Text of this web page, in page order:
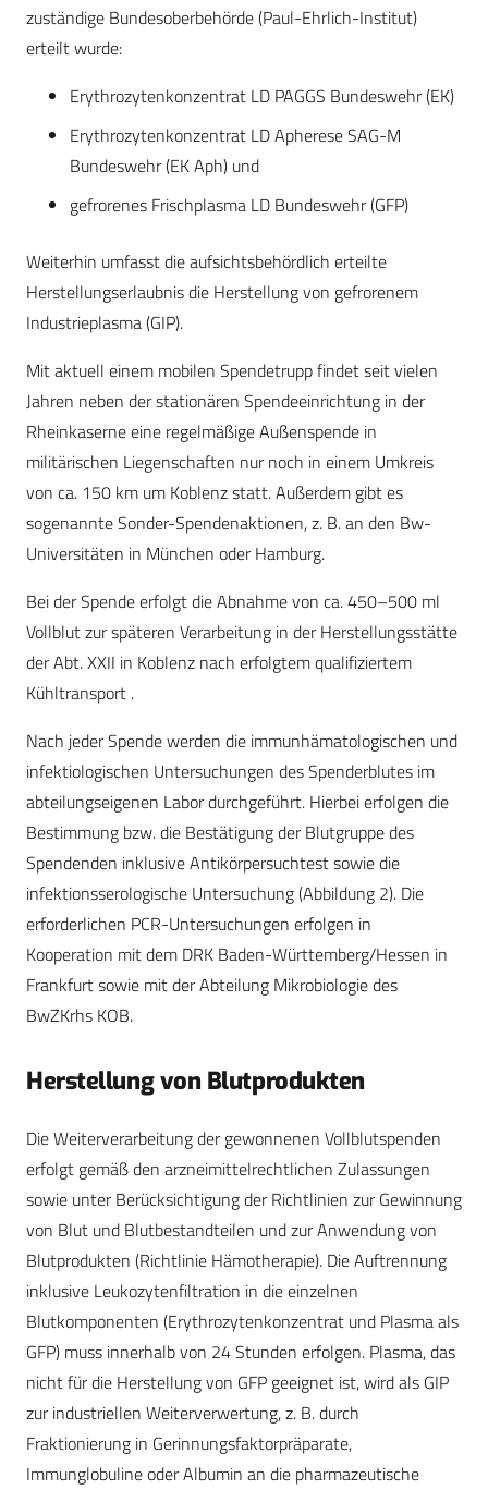
zuständige Bundesoberbehörde (Paul-Ehrlich-Institut)
erteilt wurde:
Erythrozytenkonzentrat LD PAGGS Bundeswehr (EK)
Erythrozytenkonzentrat LD Apherese SAG-M
Bundeswehr (EK Aph) und
gefrorenes Frischplasma LD Bundeswehr (GFP)
Weiterhin umfasst die aufsichtsbehördlich erteilte
Herstellungserlaubnis die Herstellung von gefrorenem
Industrieplasma (GIP).
Mit aktuell einem mobilen Spendetrupp findet seit vielen
Jahren neben der stationären Spendeeinrichtung in der
Rheinkaserne eine regelmäßige Außenspende in
militärischen Liegenschaften nur noch in einem Umkreis
von ca. 150 km um Koblenz statt. Außerdem gibt es
sogenannte Sonder-Spendenaktionen, z. B. an den Bw-
Universitäten in München oder Hamburg.
Bei der Spende erfolgt die Abnahme von ca. 450–500 ml
Vollblut zur späteren Verarbeitung in der Herstellungsstätte
der Abt. XXII in Koblenz nach erfolgtem qualifiziertem
Kühltransport .
Nach jeder Spende werden die immunhämatologischen und
infektiologischen Untersuchungen des Spenderblutes im
abteilungseigenen Labor durchgeführt. Hierbei erfolgen die
Bestimmung bzw. die Bestätigung der Blutgruppe des
Spendenden inklusive Antikörpersuchtest sowie die
infektionsserologische Untersuchung (Abbildung 2). Die
erforderlichen PCR-Untersuchungen erfolgen in
Kooperation mit dem DRK Baden-Württemberg/Hessen in
Frankfurt sowie mit der Abteilung Mikrobiologie des
BwZKrhs KOB.
Herstellung von Blutprodukten
Die Weiterverarbeitung der gewonnenen Vollblutspenden
erfolgt gemäß den arzneimittelrechtlichen Zulassungen
sowie unter Berücksichtigung der Richtlinien zur Gewinnung
von Blut und Blutbestandteilen und zur Anwendung von
Blutprodukten (Richtlinie Hämotherapie). Die Auftrennung
inklusive Leukozytenfiltration in die einzelnen
Blutkomponenten (Erythrozytenkonzentrat und Plasma als
GFP) muss innerhalb von 24 Stunden erfolgen. Plasma, das
nicht für die Herstellung von GFP geeignet ist, wird als GIP
zur industriellen Weiterverwertung, z. B. durch
Fraktionierung in Gerinnungs­faktor­prä­parate,
Immunglobuline oder Albumin an die pharmazeutische